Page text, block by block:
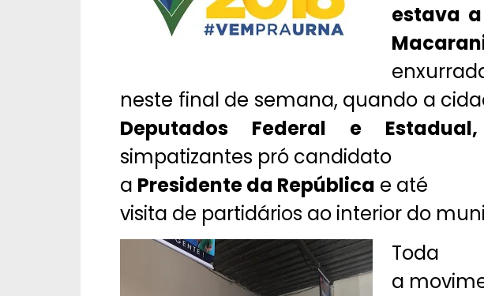
estava
neste final de semana, quando a
Deputados Federal e
simpatizantes pró candidato
a Presidente da República e até
visita de partidários ao interior do
Toda
a